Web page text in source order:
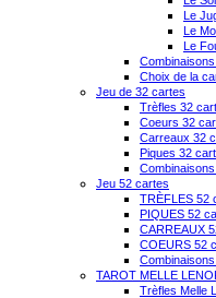
Le
Le
Le
Choix de la
Jeu de 32 cartes
Trèfles 32
Coeurs 32
Carreaux 32
Piques 32
Jeu 52 cartes
TRÈFLES 52
PIQUES 52
CARREAUX
COEURS 52
TAROT MELLE
Trèfles Melle